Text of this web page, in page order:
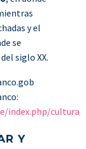
y el
se
siglo XX.
index.php/cultura
Y